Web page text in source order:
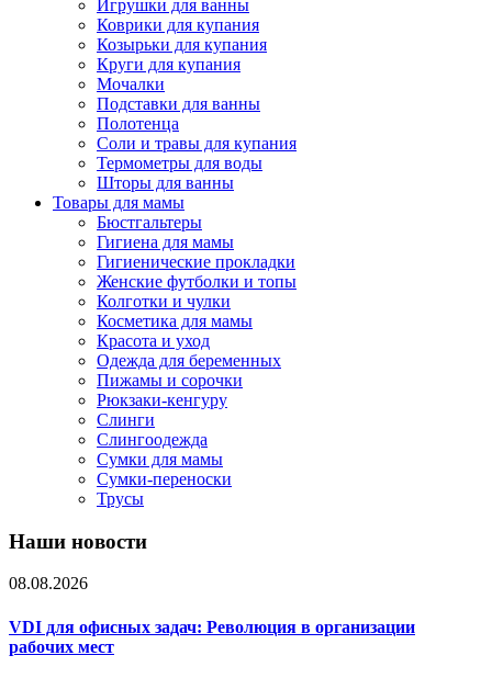
Игрушки для ванны
Коврики для купания
Козырьки для купания
Круги для купания
Мочалки
Подставки для ванны
Полотенца
Соли и травы для купания
Термометры для воды
Шторы для ванны
Товары для мамы
Бюстгальтеры
Гигиена для мамы
Гигиенические прокладки
Женские футболки и топы
Колготки и чулки
Косметика для мамы
Красота и уход
Одежда для беременных
Пижамы и сорочки
Рюкзаки-кенгуру
Слинги
Слингоодежда
Сумки для мамы
Сумки-переноски
Трусы
Наши новости
08.08.2026
VDI для офисных задач: Революция в организации
рабочих мест